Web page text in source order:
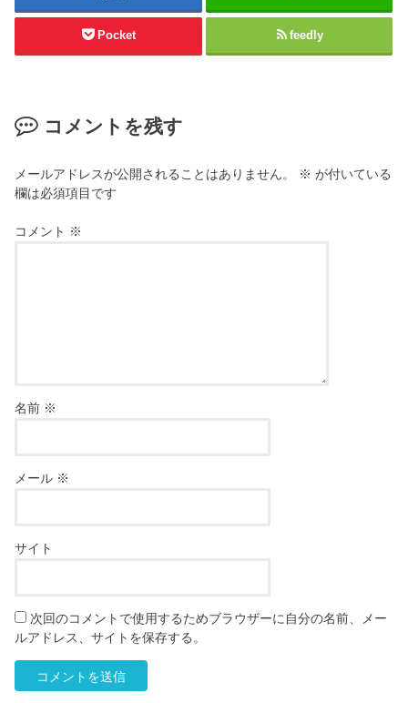
Pocket feedly
コメントを残す
メールアドレスが公開されることはありません。 ※ が付いている
欄は必須項目です
コメント ※
名前 ※
メール ※
サイト
次回のコメントで使用するためブラウザーに自分の名前、メー
ルアドレス、サイトを保存する。